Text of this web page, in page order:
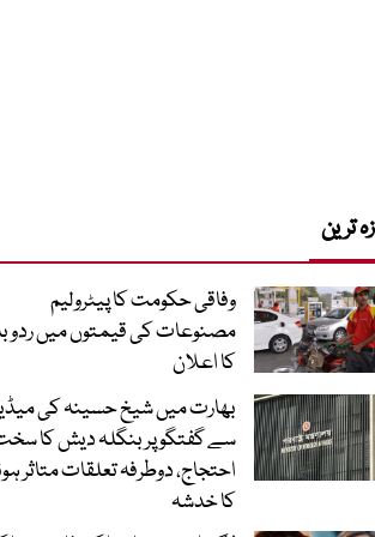
ترین
وفاقی حکومت کا پیٹرولیم
مصنوعات کی قیمتوں میں
کا اعلان
بھارت میں شیخ حسینہ کی
سے گفتگو پر بنگلہ دیش کا
احتجاج، دوطرفہ تعلقات متاثر
کا خدشہ